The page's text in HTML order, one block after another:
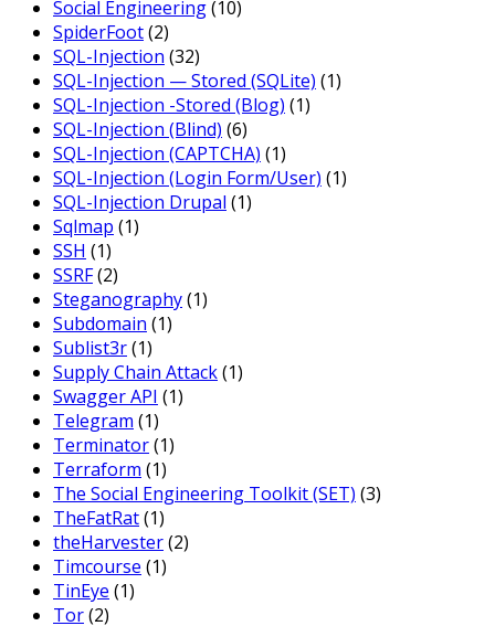
Social Engineering(10)
SpiderFoot(2)
SQL-Injection (32)
SQL-Injection — Stored (SQLite) (1)
SQL-Injection -Stored (Blog) (1)
SQL-Injection (Blind) (6)
SQL-Injection (CAPTCHA) (1)
SQL-Injection (Login Form/User) (1)
SQL-Injection Drupal (1)
Sqlmap (1)
SSH (1)
SSRF(2)
Steganography(1)
Subdomain (1)
Sublist3r(1)
Supply Chain Attack(1)
Swagger API (1)
Telegram (1)
Terminator(1)
Terraform (1)
The Social Engineering Toolkit (SET) (3)
TheFatRat(1)
theHarvester(2)
Timcourse (1)
TinEye (1)
Tor(2)